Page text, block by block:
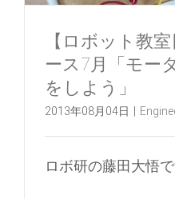
【ロボット教
ース7月「モー
をしよう」
2013年08月04日
ロボ研の藤田大悟で